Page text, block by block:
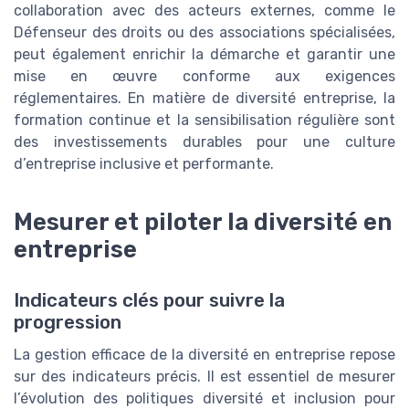
collaboration avec des acteurs externes, comme le
Défenseur des droits ou des associations spécialisées,
peut également enrichir la démarche et garantir une
mise en œuvre conforme aux exigences
réglementaires. En matière de diversité entreprise, la
formation continue et la sensibilisation régulière sont
des investissements durables pour une culture
d’entreprise inclusive et performante.
Mesurer et piloter la diversité en
entreprise
Indicateurs clés pour suivre la
progression
La gestion efficace de la diversité en entreprise repose
sur des indicateurs précis. Il est essentiel de mesurer
l’évolution des politiques diversité et inclusion pour